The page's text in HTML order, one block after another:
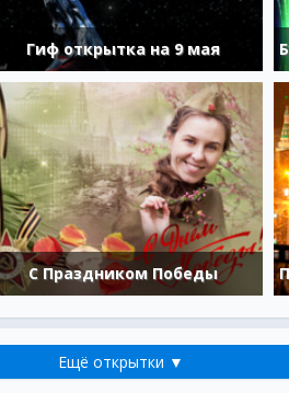
Гиф открытка на 9 мая
С Праздником Победы
Ещё открытки ▼